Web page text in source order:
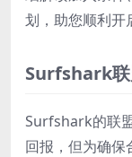
划，助您顺利开
Surfshark联
Surfshark的联
回报，但为确保